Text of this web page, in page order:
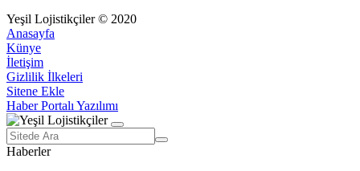
Yeşil Lojistikçiler © 2020
Anasayfa
Künye
İletişim
Gizlilik İlkeleri
Sitene Ekle
Haber Portalı Yazılımı
Haberler